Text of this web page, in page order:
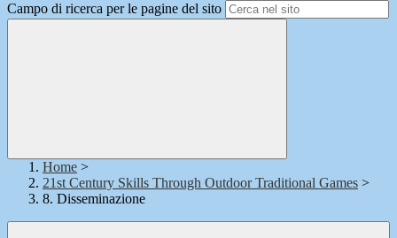
Campo di ricerca per le pagine del sito
Home >
21st Century Skills Through Outdoor Traditional Games >
8. Disseminazione